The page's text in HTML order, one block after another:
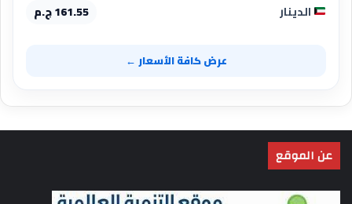
الدينار 161.55 ج.م
عرض كافة الأسعار ←
عن الموقع